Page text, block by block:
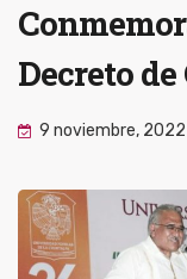
Decreto
9 noviembre, 2022